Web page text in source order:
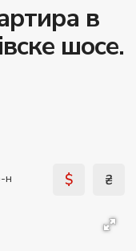
в
шосе.
н $ ₴